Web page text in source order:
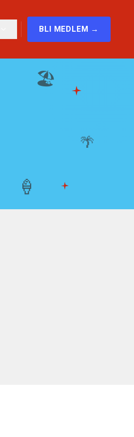
BLI MEDLEM →
🏖️
🍦
🌴